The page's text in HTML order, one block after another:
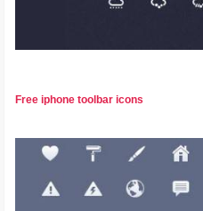
Free iphone toolbar icons